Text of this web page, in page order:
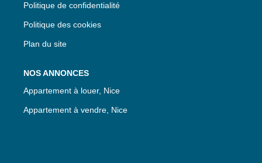
Politique de confidentialité
Politique des cookies
Plan du site
NOS ANNONCES
Appartement à louer, Nice
Appartement à vendre, Nice